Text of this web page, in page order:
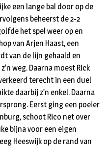
een lange bal door op de
beheerst de 2-2
het spel weer op en
van Arjen Haast, een
van de lijn gehaald en
weg. Daarna moest Rick
terecht in een duel
daarbij z’n enkel. Daarna
Eerst ging een poeier
schoot Rico net over
bijna voor een eigen
Heeswijk op de rand van